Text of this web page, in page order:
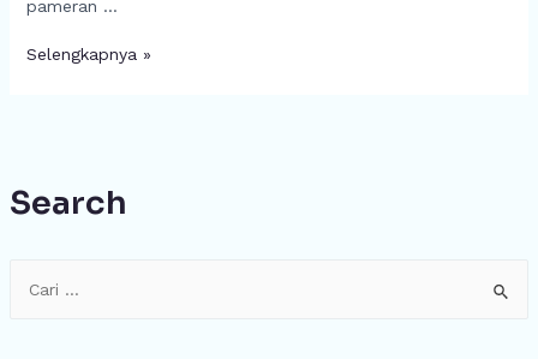
Search
pameran …
Selengkapnya »